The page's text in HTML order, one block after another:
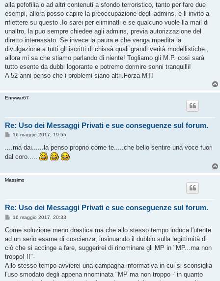
i
o
alla pefofilia o ad altri contenuti a sfondo terroristico, tanto per fare due
esempi, allora posso capire la preoccupazione degli admins, e li invito a
riflettere su questo .Io sarei per eliminatli e se qualcuno vuole lla mail di
unaltro, la puo sempre chiedee agli admins, previa autorizzazione del
diretto interessato. Se invece la paura e che venga mpedita la
divulgazione a tutti gli iscritti di chissà quali grandi verità modellistiche ,
allora mi sa che stiamo parlando di niente! Togliamo gli M.P. così sarà
tutto esente da dubbi logorante e potremo dormire sonni tranquilli!
A 52 anni penso che i problemi siano altri.Forza MT!
Enrywar67
Re: Uso dei Messaggi Privati e sue conseguenze sul forum.
M
a
o
16 maggio 2017, 19:55
....ma dai......la penso proprio come te.....che bello sentire una voce fuori
dal coro.....
Massimo
Re: Uso dei Messaggi Privati e sue conseguenze sul forum.
M
s
a
g
i
o
16 maggio 2017, 20:33
Come soluzione meno drastica ma che allo stesso tempo induca l'utente
ad un serio esame di coscienza, insinuando il dubbio sulla legittimità di
ciò che si accinge a fare, suggerirei di rinominare gli MP in "MP...ma non
troppo! !!"-
Allo stesso tempo avvierei una campagna informativa in cui si sconsiglia
l'uso smodato degli appena rinominata "MP ma non troppo -"in quanto